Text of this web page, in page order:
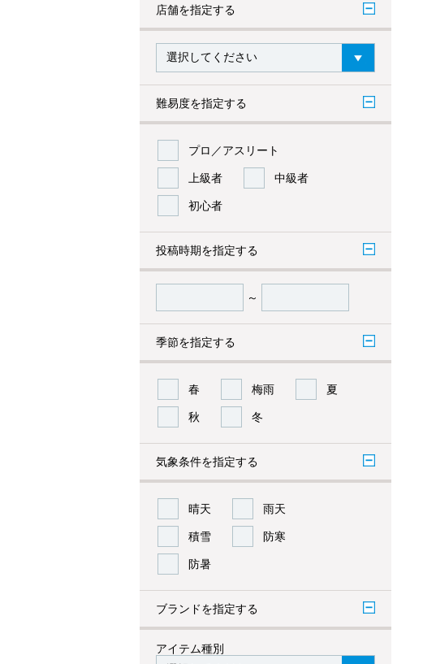
店舗を指定する
難易度を指定する
プロ／アスリート
上級者 中級者
初心者
投稿時期を指定する
～
季節を指定する
春 梅雨 夏
秋 冬
気象条件を指定する
晴天 雨天
積雪 防寒
防暑
ブランドを指定する
アイテム種別